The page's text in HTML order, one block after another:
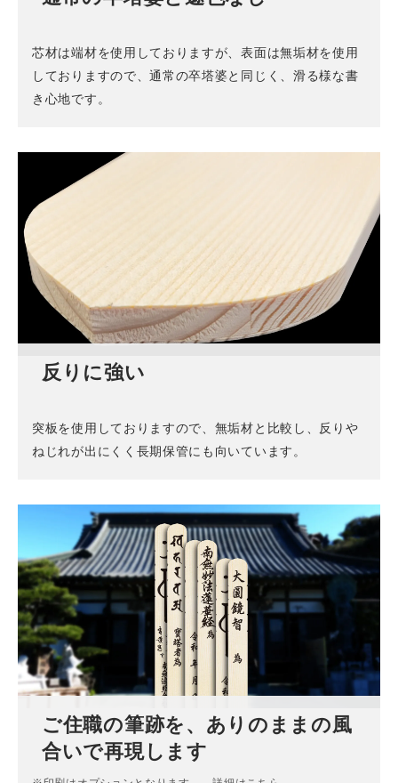
芯材は端材を使用しておりますが、表面は無垢材を使用
しておりますので、通常の卒塔婆と同じく、滑る様な書
き心地です。
反りに強い
突板を使用しておりますので、無垢材と比較し、反りや
ねじれが出にくく長期保管にも向いています。
ご住職の筆跡を、ありのままの風
合いで再現します